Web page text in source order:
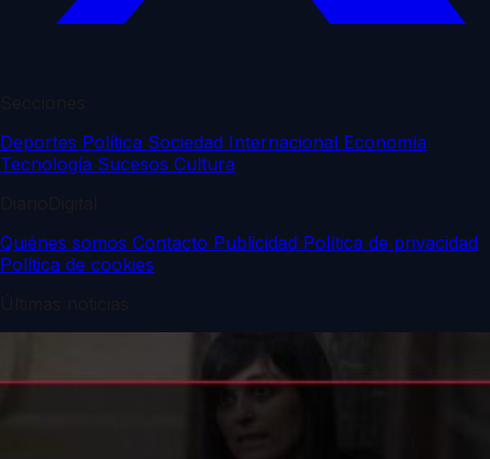
Deportes Política Sociedad Internacional Economía
Tecnología Sucesos Cultura
Quiénes somos Contacto Publicidad Política de privacidad
Política de cookies